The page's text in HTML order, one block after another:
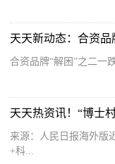
合资品牌“解困”之二一
天天热资讯！“博士
来源：人民日报海外版
+科...